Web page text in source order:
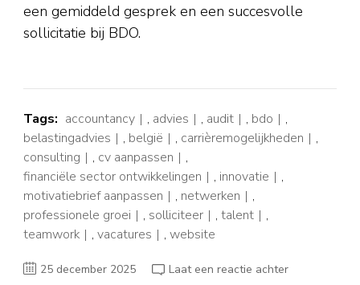
een gemiddeld gesprek en een succesvolle
sollicitatie bij BDO.
Tags: accountancy , advies , audit , bdo
,
belastingadvies
, belgië , carrièremogelijkheden
,
consulting
, cv aanpassen
,
financiële sector ontwikkelingen
, innovatie
,
motivatiebrief aanpassen
, netwerken
,
professionele groei
, solliciteer , talent
,
teamwork
, vacatures , website
25 december 2025 Laat een reactie achterop